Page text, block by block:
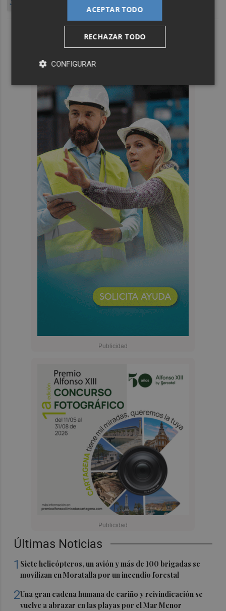
Últimas Noticias
1 Siete helicópteros, un avión y más de 100 brigadas se
movilizan en Moratalla por un incendio forestal
2Una gran cadena humana de cariño y reivindicación se
vuelve a abrazar en las playas por el Mar Menor
JOSÉ LUIS LÓPEZ VÁZQUEZ
ACEPTAR TODO
RECHAZAR TODO
CONFIGURAR